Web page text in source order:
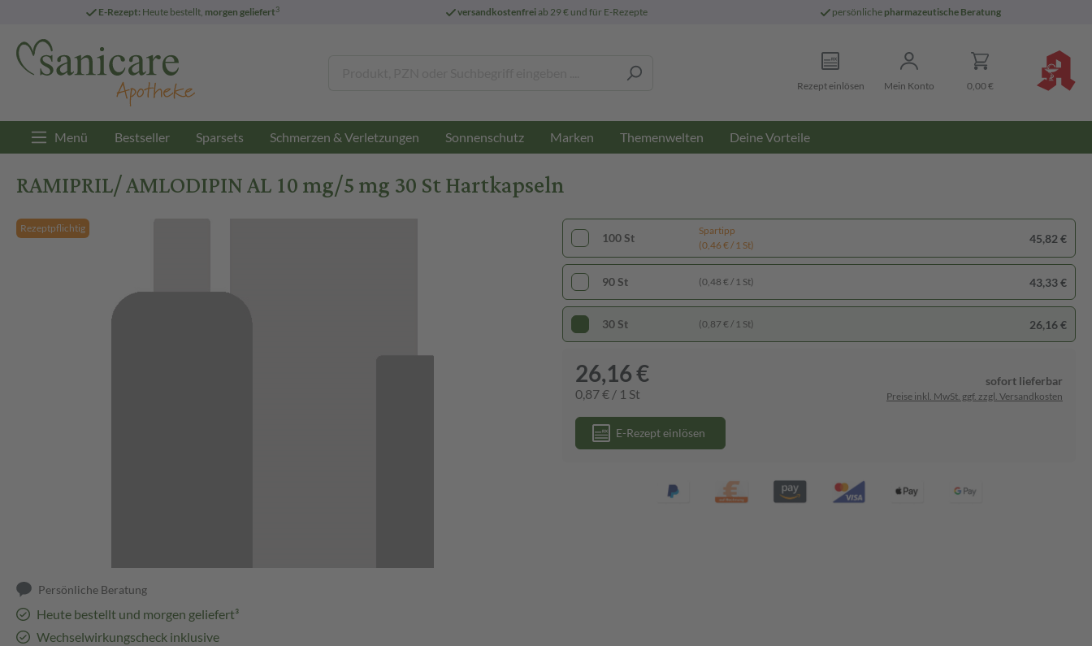
E-Rezept: Heute bestellt, morgen geliefert3 versandkostenfreiab 29 € und für E-Rezepte persönliche pharmazeutische Beratung
Rezept einlösen Mein Konto 0,00 €
Menü Bestseller Sparsets Schmerzen & Verletzungen Sonnenschutz Marken Themenwelten Deine Vorteile
RAMIPRIL/ AMLODIPIN AL 10 mg/5 mg 30 St Hartkapseln
Rezeptpflichtig
Persönliche Beratung
Heute bestellt und morgen geliefert³
Wechselwirkungscheck inklusive
100 St
Spartipp
(0,46 € / 1 St)
45,82 €
90 St (0,48 € / 1 St) 43,33 €
30 St (0,87 € / 1 St) 26,16 €
26,16 €
0,87 € / 1 St
sofort lieferbar
Preise inkl. MwSt. ggf. zzgl. Versandkosten
E-Rezept einlösen